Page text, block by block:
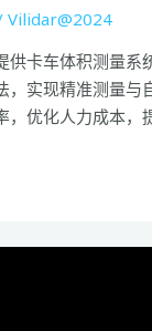
Vilidar@2024
供卡车体积测量系
，实现精准测量与
优化人力成本，